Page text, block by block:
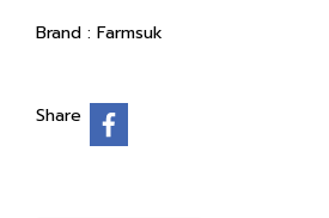
Brand : Farmsuk
Share